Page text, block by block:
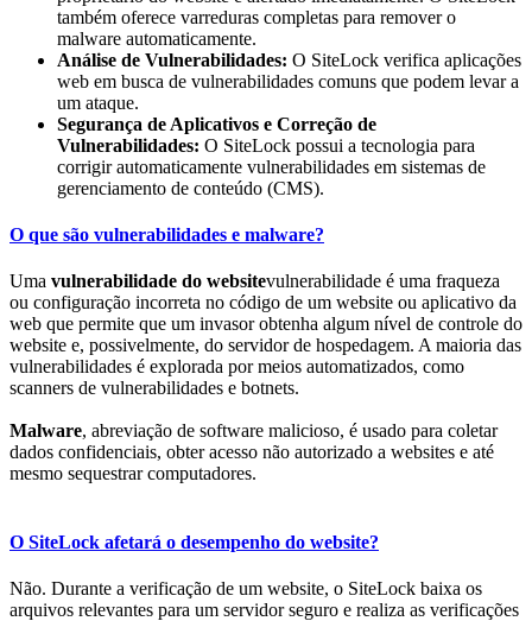
também oferece varreduras completas para remover o
malware automaticamente.
Análise de Vulnerabilidades: O SiteLock verifica aplicações
web em busca de vulnerabilidades comuns que podem levar a
um ataque.
Segurança de Aplicativos e Correção de
Vulnerabilidades: O SiteLock possui a tecnologia para
corrigir automaticamente vulnerabilidades em sistemas de
gerenciamento de conteúdo (CMS).
O que são vulnerabilidades e malware?
Uma vulnerabilidade do websitevulnerabilidade é uma fraqueza
ou configuração incorreta no código de um website ou aplicativo da
web que permite que um invasor obtenha algum nível de controle do
website e, possivelmente, do servidor de hospedagem. A maioria das
vulnerabilidades é explorada por meios automatizados, como
scanners de vulnerabilidades e botnets.
Malware, abreviação de software malicioso, é usado para coletar
dados confidenciais, obter acesso não autorizado a websites e até
mesmo sequestrar computadores.
O SiteLock afetará o desempenho do website?
Não. Durante a verificação de um website, o SiteLock baixa os
arquivos relevantes para um servidor seguro e realiza as verificações